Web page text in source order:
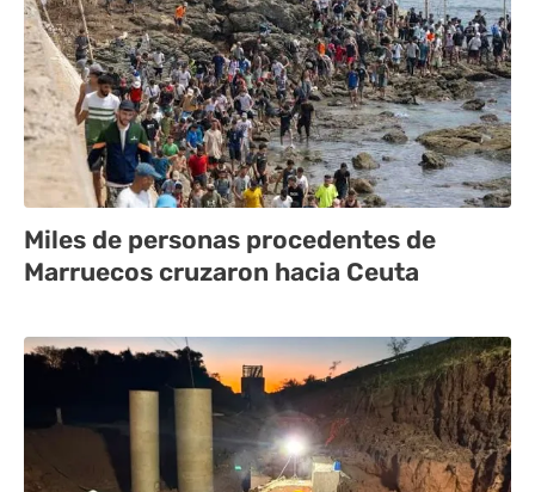
Miles de personas procedentes de
Marruecos cruzaron hacia Ceuta